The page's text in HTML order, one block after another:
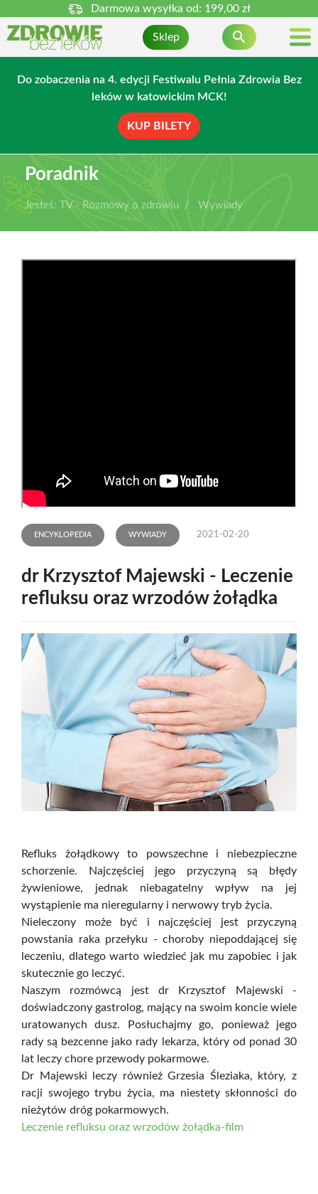
Darmowa wysyłka od: 199,00 zł
Sklep 
Do zobaczenia na 4. edycji Festiwalu Pełnia Zdrowia Bez
leków w katowickim MCK!
KUP BILETY
Poradnik
Jesteś: TV - Rozmowy o zdrowiu Wywiady
ENCYKLOPEDIA WYWIADY 2021-02-20
dr Krzysztof Majewski - Leczenie
refluksu oraz wrzodów żołądka
Refluks żołądkowy to powszechne i niebezpieczne
schorzenie. Najczęściej jego przyczyną są błędy
żywieniowe, jednak niebagatelny wpływ na jej
wystąpienie ma nieregularny i nerwowy tryb życia.
Nieleczony może być i najczęściej jest przyczyną
powstania raka przełyku - choroby niepoddającej się
leczeniu, dlatego warto wiedzieć jak mu zapobiec i jak
skutecznie go leczyć.
Naszym rozmówcą jest dr Krzysztof Majewski -
doświadczony gastrolog, mający na swoim koncie wiele
uratowanych dusz. Posłuchajmy go, ponieważ jego
rady są bezcenne jako rady lekarza, który od ponad 30
lat leczy chore przewody pokarmowe.
Dr Majewski leczy również Grzesia Śleziaka, który, z
racji swojego trybu życia, ma niestety skłonności do
nieżytów dróg pokarmowych.
Leczenie refluksu oraz wrzodów żołądka-film